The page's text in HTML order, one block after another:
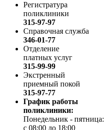
Регистратура
поликлиники
315-97-97
Справочная служба
346-01-77
Отделение
платных услуг
315-99-99
Экстренный
приемный покой
315-97-77
График работы
поликлиники:
Понедельник - пятница:
с 08:00 до 18:00